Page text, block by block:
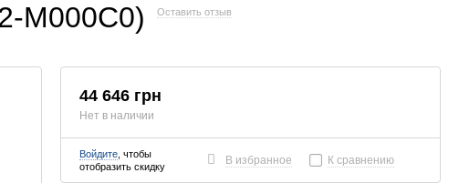
M000C0) Оставить отзыв
44 646 грн
Нет в наличии
Войдите, чтобы
отобразить скидку
В избранное К сравнению